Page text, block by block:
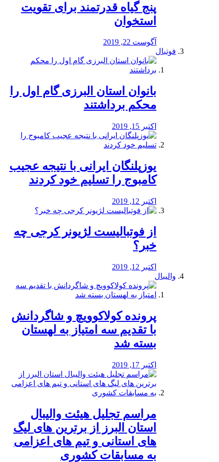
پنج گیاه قدرتمند برای تقویت
استخوان
آگوست 22, 2019
فوتبال
بانوان استان البرزی گام اول را
محكم برداشتند
اکتبر 15, 2019
یوزپلنگان ایرانی با نتیجه عجیب
کامبوج را تسلیم خود کردند
اکتبر 12, 2019
از فوتبالیست لژیونر کرجی چه
خبر؟
اکتبر 12, 2019
والیبال
پرونده کولاکوویچ و شاگردانش
با تقدیم سه امتیاز به لهستان
بسته شد
اکتبر 17, 2019
مراسم تجلیل هیئت والیبال
استان البرز از برترین های لیگ
های استانی و تیم های اعزامی
به مسابقات کشوری